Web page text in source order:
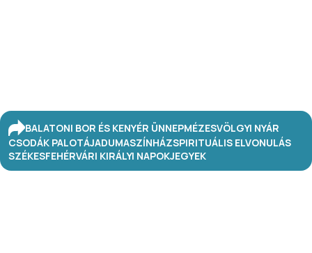
BALATONI BOR ÉS KENYÉR ÜNNEPMÉZESVÖLGYI NYÁR
CSODÁK PALOTÁJADUMASZÍNHÁZSPIRITUÁLIS ELVONULÁS
SZÉKESFEHÉRVÁRI KIRÁLYI NAPOKJEGYEK